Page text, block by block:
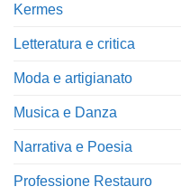
Kermes
Letteratura e critica
Moda e artigianato
Musica e Danza
Narrativa e Poesia
Professione Restauro